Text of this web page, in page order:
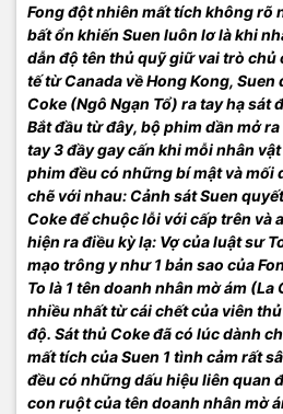
Fong đột nhiên mất tích không rõ
bất ổn khiến Suen luôn lơ là khi
dẫn độ tên thủ quỹ giữ vai trò chủ
tế từ Canada về Hong Kong, Suen
Coke (Ngô Ngạn Tổ) ra tay hạ sát
Bắt đầu từ đây, bộ phim dần mở
tay 3 đầy gay cấn khi mỗi nhân
phim đều có những bí mật và mối
chẽ với nhau: Cảnh sát Suen
Coke để chuộc lỗi với cấp trên và
hiện ra điều kỳ lạ: Vợ của luật sư
mạo trông y như 1 bản sao của
To là 1 tên doanh nhân mờ ám
nhiều nhất từ cái chết của viên
độ. Sát thủ Coke đã có lúc dành
mất tích của Suen 1 tình cảm rất
đều có những dấu hiệu liên quan
con ruột của tên doanh nhân mờ